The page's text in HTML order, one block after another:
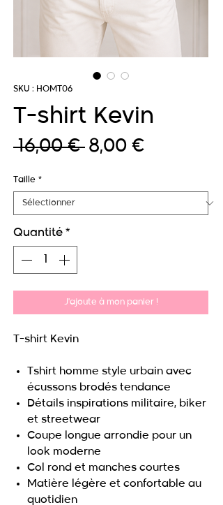
SKU : HOMT06
T-shirt Kevin
16,00 € Prix
8,00 €Prix
Taille *
Quantité *
J'ajoute à mon panier !
T-shirt Kevin
Tshirt homme style urbain avec
écussons brodés tendance
Détails inspirations militaire, biker
et streetwear
Coupe longue arrondie pour un
look moderne
Col rond et manches courtes
Matière légère et confortable au
quotidien